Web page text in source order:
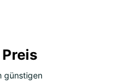
günstigen